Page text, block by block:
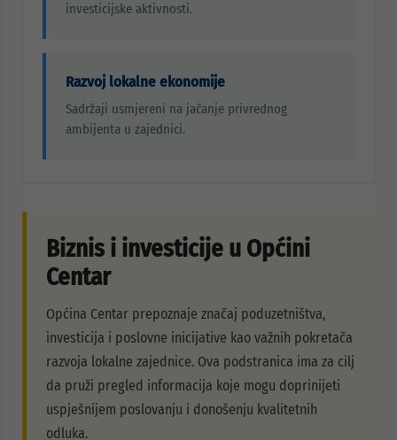
investicijske aktivnosti.
Razvoj lokalne ekonomije
Sadržaji usmjereni na jačanje privrednog
ambijenta u zajednici.
Biznis i investicije u Općini
Centar
Općina Centar prepoznaje značaj poduzetništva,
investicija i poslovne inicijative kao važnih pokretača
razvoja lokalne zajednice. Ova podstranica ima za cilj
da pruži pregled informacija koje mogu doprinijeti
uspješnijem poslovanju i donošenju kvalitetnih
odluka.